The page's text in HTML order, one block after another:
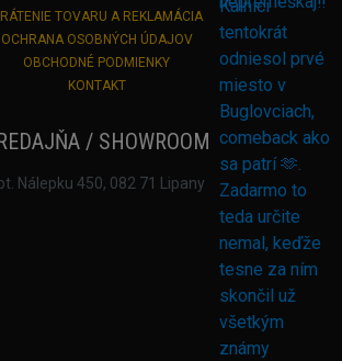
TOVARU A REKLAMÁCIA
OCHRANA OSOBNÝCH ÚDAJOV
OBCHODNÉ PODMIENKY
KONTAKT
/ SHOWROOM
Nálepku 450, 082 71 Lipany